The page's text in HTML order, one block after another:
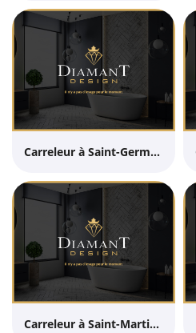
Carreleur à Saint-Germain-du-Puy
Carreleur à Saint-Martin-d'Auxigny